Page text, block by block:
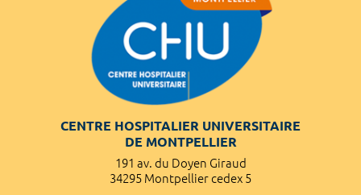
CENTRE HOSPITALIER UNIVERSITAIRE
DE MONTPELLIER
191 av. du Doyen Giraud
34295 Montpellier cedex 5